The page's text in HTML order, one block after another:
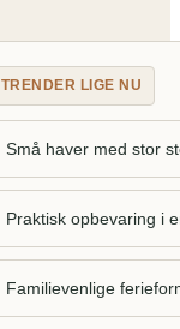
TRENDER LIGE NU
Små haver med stor
Praktisk opbevaring i
Familievenlige